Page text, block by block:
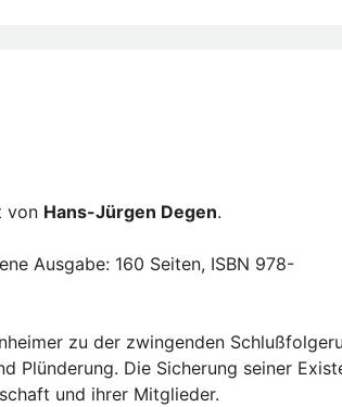
von Hans-Jürgen Degen.
Ausgabe: 160 Seiten, ISBN 978-
zu der zwingenden
Plünderung. Die Sicherung seiner
und ihrer Mitglieder.